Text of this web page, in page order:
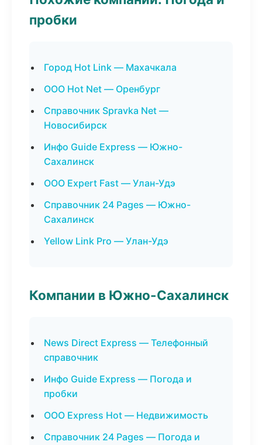
пробки
Город Hot Link — Махачкала
ООО Hot Net — Оренбург
Справочник Spravka Net —
Новосибирск
Инфо Guide Express — Южно-
Сахалинск
ООО Expert Fast — Улан-Удэ
Справочник 24 Pages — Южно-
Сахалинск
Yellow Link Pro — Улан-Удэ
Компании в Южно-Сахалинск
News Direct Express — Телефонный
справочник
Инфо Guide Express — Погода и
пробки
ООО Express Hot — Недвижимость
Справочник 24 Pages — Погода и